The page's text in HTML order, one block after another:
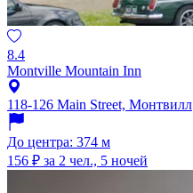
8.4
Montville Mountain Inn
118-126 Main Street, Монтвилл
До центра: 374 м
156 ₽ за 2 чел., 5 ночей